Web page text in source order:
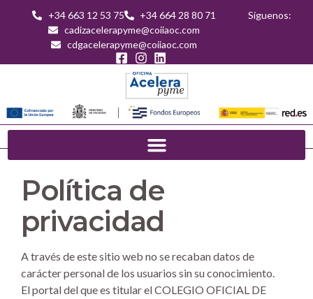
+34 663 12 53 75
+34 664 28 80 71
cadizacelerapyme@coiiaoc.com
cdgacelerapyme@coiiaoc.com
Síguenos:
Política de
privacidad
A través de este sitio web no se recaban datos de
carácter personal de los usuarios sin su conocimiento.
El portal del que es titular el COLEGIO OFICIAL DE